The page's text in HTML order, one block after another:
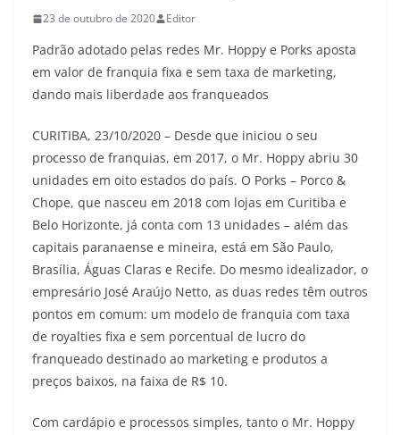
23 de outubro de 2020 Editor
Padrão adotado pelas redes Mr. Hoppy e Porks aposta
em valor de franquia fixa e sem taxa de marketing,
dando mais liberdade aos franqueados
CURITIBA, 23/10/2020 – Desde que iniciou o seu
processo de franquias, em 2017, o Mr. Hoppy abriu 30
unidades em oito estados do país. O Porks – Porco &
Chope, que nasceu em 2018 com lojas em Curitiba e
Belo Horizonte, já conta com 13 unidades – além das
capitais paranaense e mineira, está em São Paulo,
Brasília, Águas Claras e Recife. Do mesmo idealizador, o
empresário José Araújo Netto, as duas redes têm outros
pontos em comum: um modelo de franquia com taxa
de royalties fixa e sem porcentual de lucro do
franqueado destinado ao marketing e produtos a
preços baixos, na faixa de R$ 10.
Com cardápio e processos simples, tanto o Mr. Hoppy